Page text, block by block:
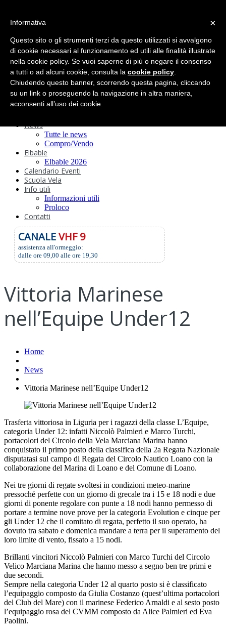
Circolo
Statuto e
Regolamenti
Storia
Ormeggi
Sede e Servizi
Attività
Safeguarding
News
Tutte le news
Compro/Vendo
Elbable
Elbable 2026
Calendario Eventi
Scuola Vela
Info utili
Informazioni utili
Proloco
Contatti
CANALEVHF 9
assistenza all'ormeggio:
dalle ore 09,00 alle ore 19,30
Vittoria Marinese
nell’Equipe Under12
Home
News
Vittoria Marinese nell’Equipe Under12
Trasferta vittoriosa in Liguria per i ragazzi della classe L’Equipe,
categoria Under 12: infatti Niccolò Palmieri e Marco Turchi,
portacolori del Circolo della Vela Marciana Marina hanno
conquistato il primo posto della classifica della 2a Regata Nazionale
disputatasi sul campo di Regata del Circolo Nautico Loano con la
collaborazione del Marina di Loano e del Comune di Loano.
Nei tre giorni di regate svoltesi in condizioni meteo-marine
pressoché perfette con un giorno di grecale tra i 15 e 18 nodi e due
giorni di ponente regolare con punte a 18 nodi hanno permesso di
portare a termine nove prove per la categoria Evolution e cinque per
gli Under 12 che il comitato di regata, perfetto il suo operato, ha
dovuto tra sabato e domenica mandare a terra per il superamento del
loro limite di vento, fissato a 15 nodi.
Brillanti vincitori Niccolò Palmieri con Marco Turchi del Circolo
Velico Marciana Marina che hanno messo a segno ben tre primi e
due secondi.
Sempre nella categoria Under 12 al quarto posto si è classificato
l’equipaggio composto da Giulia Costanzo (quest’ultima portacolori
del Club del Mare) con il marinese Federico Arnaldi e al sesto posto
l’equipaggio rosa del CVMM composto da Alice Palmieri ed Eva
Paolini.
×
Informativa
Questo sito o gli strumenti terzi da questo utilizzati si avvalgono
di cookie necessari al funzionamento ed utili alle finalità illustrate
nella cookie policy. Se vuoi saperne di più o negare il consenso
a tutti o ad alcuni cookie, consulta la cookie policy
Chiudendo questo banner, scorrendo questa pagina, cliccando
su un link o proseguendo la navigazione in altra maniera,
acconsenti all’uso dei cookie.